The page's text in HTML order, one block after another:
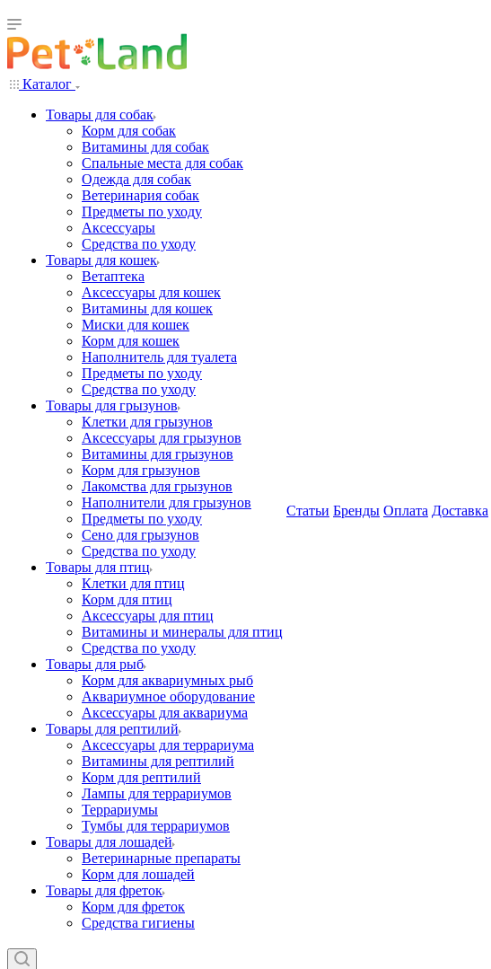
Каталог
Товары для собак
Корм для собак
Витамины для собак
Спальные места для собак
Одежда для собак
Ветеринария собак
Предметы по уходу
Аксессуары
Средства по уходу
Товары для кошек
Ветаптека
Аксессуары для кошек
Витамины для кошек
Миски для кошек
Корм для кошек
Наполнитель для туалета
Предметы по уходу
Средства по уходу
Товары для грызунов
Клетки для грызунов
Аксессуары для грызунов
Витамины для грызунов
Корм для грызунов
Лакомства для грызунов
Наполнители для грызунов
Предметы по уходу
Сено для грызунов
Средства по уходу
Товары для птиц
Клетки для птиц
Корм для птиц
Аксессуары для птиц
Витамины и минералы для птиц
Средства по уходу
Товары для рыб
Корм для аквариумных рыб
Аквариумное оборудование
Аксессуары для аквариума
Товары для рептилий
Аксессуары для террариума
Витамины для рептилий
Корм для рептилий
Лампы для террариумов
Террариумы
Тумбы для террариумов
Товары для лошадей
Ветеринарные препараты
Корм для лошадей
Товары для фреток
Корм для фреток
Средства гигиены
Статьи Бренды Оплата Доставка